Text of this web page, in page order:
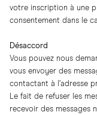
votre inscription à une
consentement dans le
Désaccord
Vous pouvez nous
vous envoyer des
contactant à l’adresse
Le fait de refuser les
recevoir des messages